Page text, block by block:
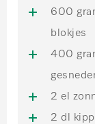
600
blokjes
400
2 el
2 dl